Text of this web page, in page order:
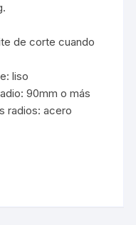
de corte cuando
liso
90mm o más
radios: acero